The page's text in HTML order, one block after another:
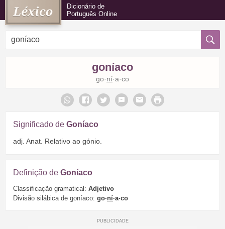
Dicionário de
Português Online
goníaco
go·ní·a·co
Significado de Goníaco
adj. Anat. Relativo ao gónio.
Definição de Goníaco
Classificação gramatical: Adjetivo
Divisão silábica de goníaco: go·ní·a·co